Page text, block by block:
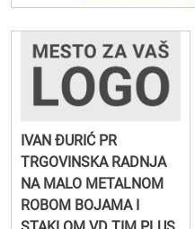
IVAN ĐURIĆ PR
TRGOVINSKA RADNJA
NA MALO METALNOM
ROBOM BOJAMA I